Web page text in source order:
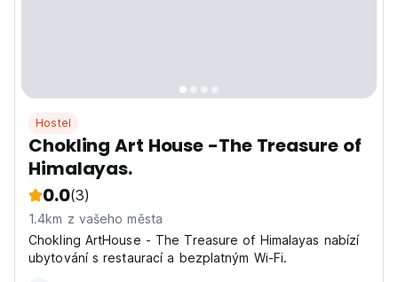
Hostel
Chokling Art House -The Treasure of
Himalayas.
0.0(3)
1.4km z vašeho města
Chokling ArtHouse - The Treasure of Himalayas nabízí
ubytování s restaurací a bezplatným Wi-Fi.